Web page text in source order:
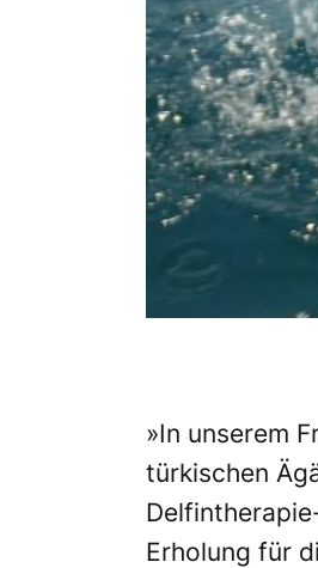
»In unserem
türkischen
Erholung für